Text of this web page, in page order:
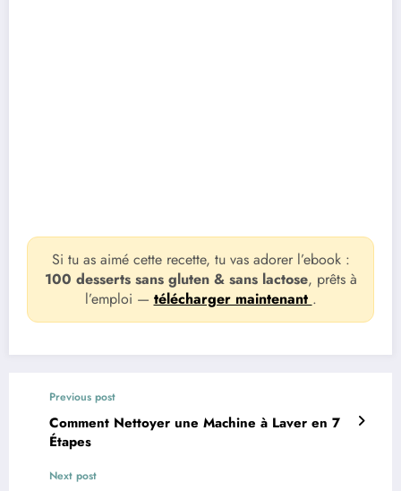
Si tu as aimé cette recette, tu vas adorer l’ebook :
100 desserts sans gluten & sans lactose, prêts à
l’emploi — télécharger maintenant .
Previous post
Comment Nettoyer une Machine à Laver en 7
Étapes
Next post